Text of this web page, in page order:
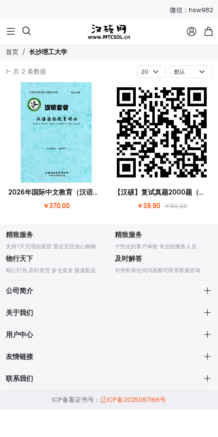
微信：hsw982
  
首页 长沙理工大学
1- 共 2 条数据
2026年国际中文教育（汉语国际教育）硕士套餐
￥370.00
【汉硕】复试真题2000题（含答案）【请扫码购买】
￥39.90 ￥50.00
精致服务
支持7天无理由退货 退还无忧放心购物
精致服务
个性化的客户体验 专业的服务人员
物行天下
精心打包 及时发货 多仓直发 极速配送
及时解答
对资料有任何问题都可联系客服咨询
公司简介
网站创立初衷是为报考国际中文教育（汉语国际教育）硕士专业考生提供
服务，为国际中文教育事业发展添砖加瓦，致力于推动中华文化传播，用
关于我们
营业执照
7日无理由退货
最新文章
用户中心
个人中心
我的收藏
友情链接
汉硕问答
联系我们
客服微信：hsw982ICP备案证书号： 辽ICP备2025067166号